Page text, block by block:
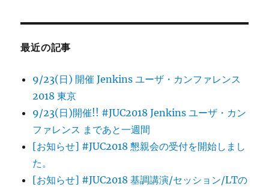
最近の記事
9/23(日) 開催 Jenkins ユーザ・カンファレンス
2018 東京
9/23(日)開催!! #JUC2018 Jenkins ユーザ・カン
ファレンス まであと一週間
[お知らせ] #JUC2018 懇親会の受付を開始しまし
た。
[お知らせ] #JUC2018 基調講演/セッション/LTの